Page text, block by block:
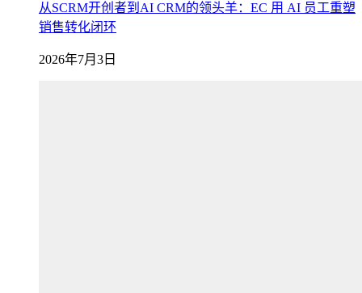
从SCRM开创者到AI CRM的领头羊：EC 用 AI 员工重塑
销售转化闭环
2026年7月3日